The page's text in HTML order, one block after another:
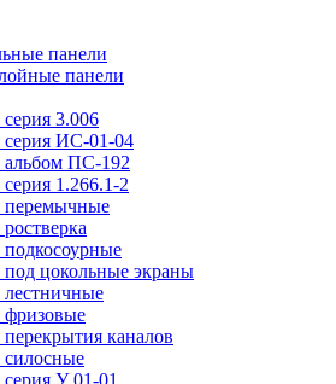
панели
панели
3.006
серия ИС-01-04
альбом ПС-192
1.266.1-2
перемычные
подкосоурные
под цокольные экраны
лестничные
фризовые
каналов
силосные
У 01-01